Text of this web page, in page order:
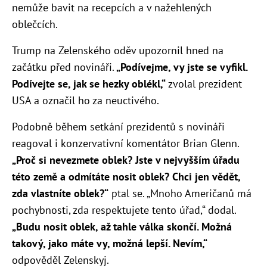
nemůže bavit na recepcích a v nažehlených
oblečcích.
Trump na Zelenského oděv upozornil hned na
začátku před novináři.„Podívejme, vy jste se vyfikl.
Podívejte se, jak se hezky oblékl,“zvolal prezident
USA a označil ho za neuctivého.
Podobně během setkání prezidentů s novináři
reagoval i konzervativní komentátor Brian Glenn.
„Proč si nevezmete oblek? Jste v nejvyšším úřadu
této země a odmítáte nosit oblek? Chci jen vědět,
zda vlastníte oblek?“ ptal se. „Mnoho Američanů má
pochybnosti, zda respektujete tento úřad,“ dodal.
„Budu nosit oblek, až tahle válka skončí. Možná
takový, jako máte vy, možná lepší. Nevím,“
odpověděl Zelenskyj.